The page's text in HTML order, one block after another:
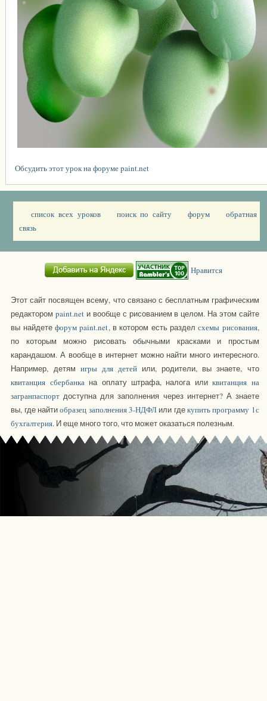
Обсудить этот урок на форуме paint.net
список всех уроков поиск по сайту форум
обратная
связь
Нравится
Этот сайт посвящен всему, что связано с бесплатным графическим
редакторомpaint.net и вообще с рисованием в целом. На этом сайте
вы найдетефорум paint.net, в котором есть разделсхемы рисования,
по которым можно рисовать обычными красками и простым
карандашом. А вообще в интернет можно найти много интересного.
Например, детям игры для детейили, родители, вы знаете, что
квитанция сбербанкана оплату штрафа, налога иликвитанция на
загранпаспорт доступна для заполнения через интернет? А знаете
вы, где найтиобразец заполнения 3-НДФЛ или гдекупить программу 1с
бухгалтерия. И еще много того, что может оказаться полезным.